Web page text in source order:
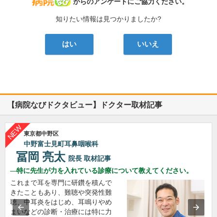
知りたい情報は見つかりましたか?
はい いいえ
【病院なびドクタビュー】ドクター取材記事
東京都中野区
中野富士見町耳鼻咽喉科
冨岡 亮太 院長 取材記事
特に先生が力を入れている診療について教えてください。
これまで耳を専門に研鑽を積んで
きたこともあり、難聴や突発性難
聴、中耳炎をはじめ、耳鳴りやめ
まいなどの診断・治療には特に力